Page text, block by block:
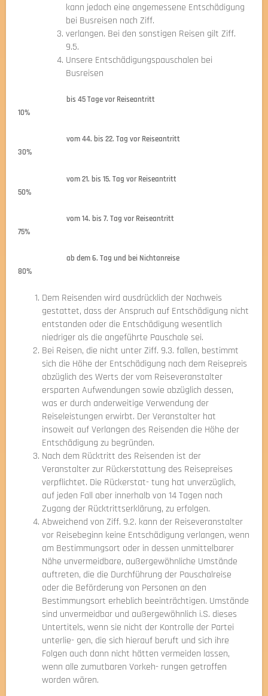
kann jedoch eine angemessene Entschädigung
bei Busreisen nach Ziff.
verlangen. Bei den sonstigen Reisen gilt Ziff.
9.5.
Unsere Entschädigungspauschalen bei
Busreisen
bis 45 Tage vor Reiseantritt
10%
vom 44. bis 22. Tag vor Reiseantritt
30%
vom 21. bis 15. Tag vor Reiseantritt
50%
vom 14. bis 7. Tag vor Reiseantritt
75%
ab dem 6. Tag und bei Nichtanreise
80%
Dem Reisenden wird ausdrücklich der Nachweis
gestattet, dass der Anspruch auf Entschädigung nicht
entstanden oder die Entschädigung wesentlich
niedriger als die angeführte Pauschale sei.
Bei Reisen, die nicht unter Ziff. 9.3. fallen, bestimmt
sich die Höhe der Entschädigung nach dem Reisepreis
abzüglich des Werts der vom Reiseveranstalter
ersparten Aufwendungen sowie abzüglich dessen,
was er durch anderweitige Verwendung der
Reiseleistungen erwirbt. Der Veranstalter hat
insoweit auf Verlangen des Reisenden die Höhe der
Entschädigung zu begründen.
Nach dem Rücktritt des Reisenden ist der
Veranstalter zur Rückerstattung des Reisepreises
verpflichtet. Die Rückerstat- tung hat unverzüglich,
auf jeden Fall aber innerhalb von 14 Tagen nach
Zugang der Rücktrittserklärung, zu erfolgen.
Abweichend von Ziff. 9.2. kann der Reiseveranstalter
vor Reisebeginn keine Entschädigung verlangen, wenn
am Bestimmungsort oder in dessen unmittelbarer
Nähe unvermeidbare, außergewöhnliche Umstände
auftreten, die die Durchführung der Pauschalreise
oder die Beförderung von Personen an den
Bestimmungsort erheblich beeinträchtigen. Umstände
sind unvermeidbar und außergewöhnlich i.S. dieses
Untertitels, wenn sie nicht der Kontrolle der Partei
unterlie- gen, die sich hierauf beruft und sich ihre
Folgen auch dann nicht hätten vermeiden lassen,
wenn alle zumutbaren Vorkeh- rungen getroffen
worden wären.